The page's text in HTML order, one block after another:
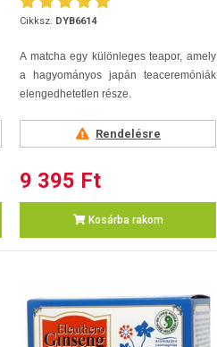
Cikksz. DYB6614
A matcha egy különleges teapor, amely
a hagyományos japán teaceremóniák
elengedhetetlen része.
Rendelésre
9 395 Ft
Kosárba rakom